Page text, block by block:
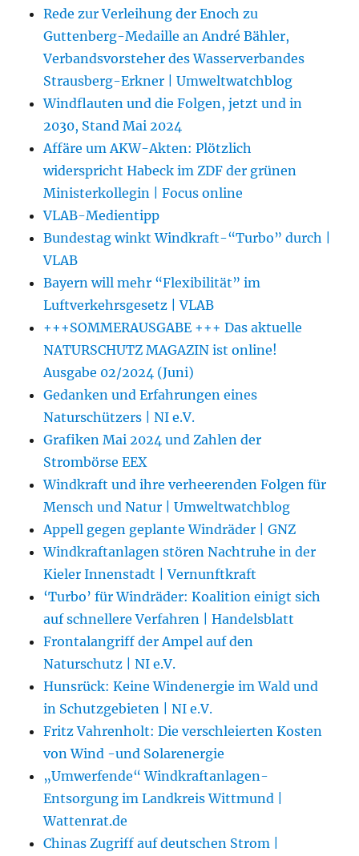
Rede zur Verleihung der Enoch zu
Guttenberg-Medaille an André Bähler,
Verbandsvorsteher des Wasserverbandes
Strausberg-Erkner | Umweltwatchblog
Windflauten und die Folgen, jetzt und in
2030, Stand Mai 2024
Affäre um AKW-Akten: Plötzlich
widerspricht Habeck im ZDF der grünen
Ministerkollegin | Focus online
VLAB-Medientipp
Bundestag winkt Windkraft-“Turbo” durch |
VLAB
Bayern will mehr “Flexibilität” im
Luftverkehrsgesetz | VLAB
+++SOMMERAUSGABE +++ Das aktuelle
NATURSCHUTZ MAGAZIN ist online!
Ausgabe 02/2024 (Juni)
Gedanken und Erfahrungen eines
Naturschützers | NI e.V.
Grafiken Mai 2024 und Zahlen der
Strombörse EEX
Windkraft und ihre verheerenden Folgen für
Mensch und Natur | Umweltwatchblog
Appell gegen geplante Windräder | GNZ
Windkraftanlagen stören Nachtruhe in der
Kieler Innenstadt | Vernunftkraft
‘Turbo’ für Windräder: Koalition einigt sich
auf schnellere Verfahren | Handelsblatt
Frontalangriff der Ampel auf den
Naturschutz | NI e.V.
Hunsrück: Keine Windenergie im Wald und
in Schutzgebieten | NI e.V.
Fritz Vahrenholt: Die verschleierten Kosten
von Wind -und Solarenergie
„Umwerfende“ Windkraftanlagen-
Entsorgung im Landkreis Wittmund |
Wattenrat.de
Chinas Zugriff auf deutschen Strom |